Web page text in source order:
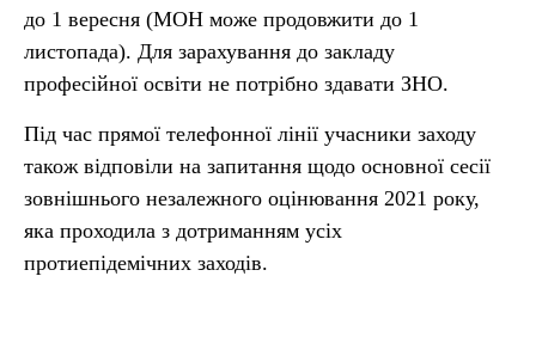
до 1 вересня (МОН може продовжити до 1
листопада). Для зарахування до закладу
професійної освіти не потрібно здавати ЗНО.
Під час прямої телефонної лінії учасники заходу
також відповіли на запитання щодо основної сесії
зовнішнього незалежного оцінювання 2021 року,
яка проходила з дотриманням усіх
протиепідемічних заходів.